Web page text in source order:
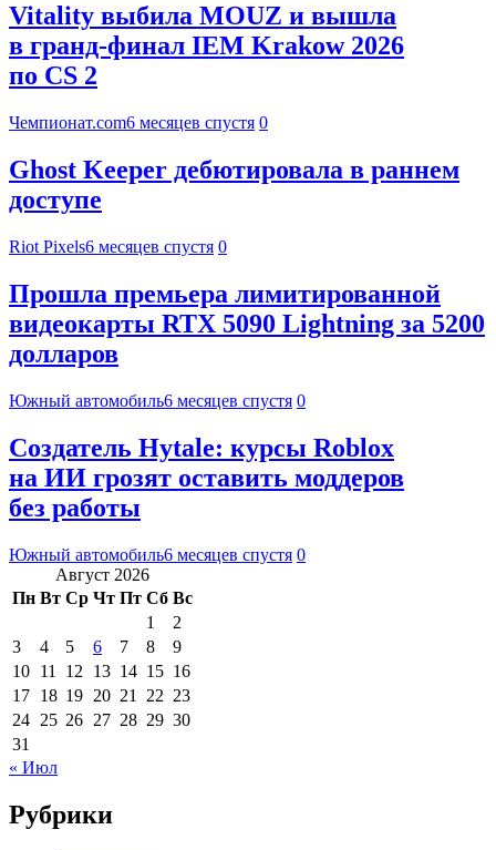
Vitality выбила MOUZ и вышла
в гранд-финал IEM Krakow 2026
по CS 2
Чемпионат.com6 месяцев спустя 0
Ghost Keeper дебютировала в раннем
доступе
Riot Pixels6 месяцев спустя 0
Прошла премьера лимитированной
видеокарты RTX 5090 Lightning за 5200
долларов
Южный автомобиль6 месяцев спустя 0
Создатель Hytale: курсы Roblox
на ИИ грозят оставить моддеров
без работы
Южный автомобиль6 месяцев спустя 0
Август 2026
Пн Вт Ср Чт Пт Сб Вс
1
2
3
4 5 6 7 8
9
10 11 12 13 14 15 16
17 18 19 20 21 22 23
24 25 26 27 28 29 30
31
« Июл
Рубрики